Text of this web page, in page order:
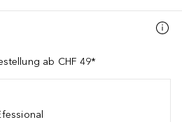
ab CHF 49*